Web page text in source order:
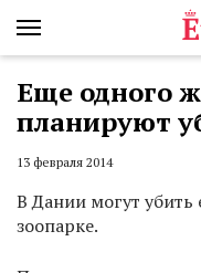
Еще одного
планируют
13 февраля 2014
В Дании могут
зоопарке.